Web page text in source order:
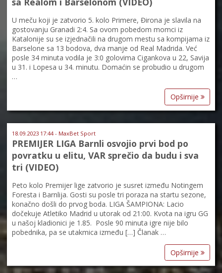
U meču koji je zatvorio 5. kolo Primere, Đirona je slavila na
gostovanju Granadi 2:4. Sa ovom pobedom momci iz
Katalonije su se izjednačili na drugom mestu sa kompijama iz
Barselone sa 13 bodova, dva manje od Real Madrida. Već
posle 34 minuta vodila je 3:0 golovima Cigankova u 22, Savija
u 31. i Lopesa u 34. minutu. Domaćin se probudio u drugom
…
Opširnije
18.09.2023 17:44 - MaxBet Sport
PREMIJER LIGA Barnli osvojio prvi bod po
povratku u elitu, VAR sprečio da budu i sva
tri (VIDEO)
Peto kolo Premijer lige zatvorio je susret između Notingem
Foresta i Barnlija. Gosti su posle tri poraza na startu sezone,
konačno došli do prvog boda. LIGA ŠAMPIONA: Lacio
dočekuje Atletiko Madrid u utorak od 21:00. Kvota na igru GG
u našoj kladionici je 1.85. Posle 90 minuta igre nije bilo
pobednika, pa se utakmica između […] Članak …
Opširnije